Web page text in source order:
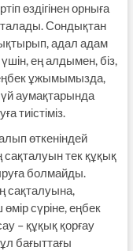
өздігінен орныға
Сондықтан
адал адам
ең алдымен, біз,
ұжымымызда,
аумақтарында
тиістіміз.
өткеніндей
сақталуын тек құқық
болмайды.
сақталуына,
сүріне, еңбек
– құқық қорғау
бағыттағы